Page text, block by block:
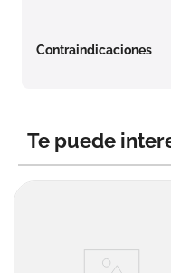
Contraindicaciones
Te puede
10 nivea